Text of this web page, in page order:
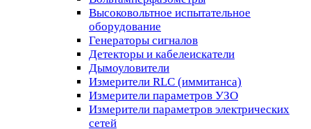
Высоковольтное испытательное
оборудование
Генераторы сигналов
Детекторы и кабелеискатели
Дымоуловители
Измерители RLC (иммитанса)
Измерители параметров УЗО
Измерители параметров электрических
сетей